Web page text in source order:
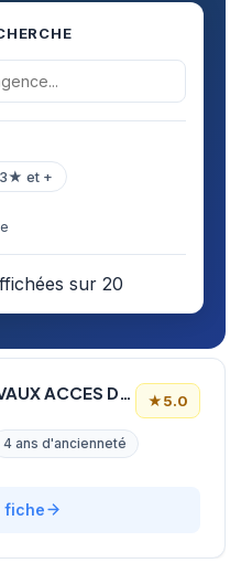
3★ et +
sur 20
ACTUAL EXPERTS TRAVAUX ACCES DIFFICILES ★5.0
4 ans d'ancienneté
fiche